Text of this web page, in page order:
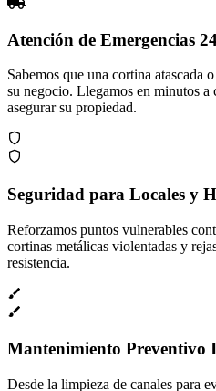
Atención de Emergencias
Sabemos que una cortina atascada
su negocio. Llegamos en minutos a
asegurar su propiedad.
Seguridad para Locales y
Reforzamos puntos vulnerables
cortinas metálicas violentadas y
resistencia.
Mantenimiento Preventivo
Desde la limpieza de canales para